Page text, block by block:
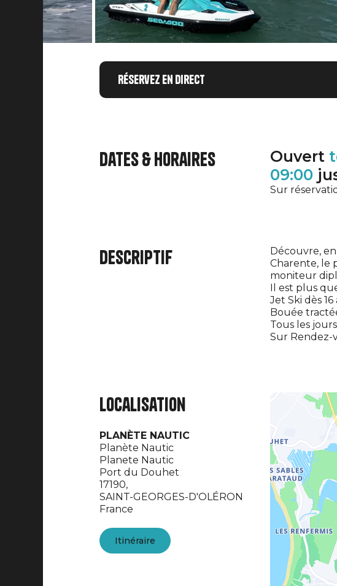
Réservez en direct
Dates & horaires Ouvert
09:00
Sur
Descriptif
Découvre, en
Charente, le
moniteur
Il est plus
Jet Ski dès
Bouée
Tous les
Sur Rendez-
Localisation
PLANÈTE NAUTIC
Planète Nautic
Planete Nautic
Port du Douhet
17190,
SAINT-GEORGES-D'OLÉRON
France
Itinéraire